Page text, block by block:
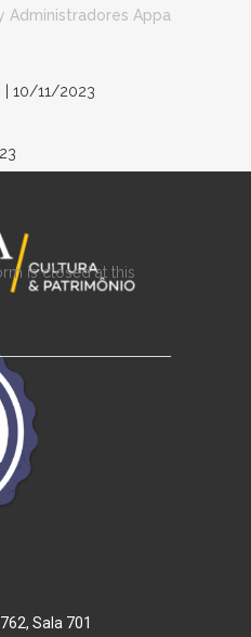
Administradores Appa
| 10/11/2023
is closed at this
Sala 701